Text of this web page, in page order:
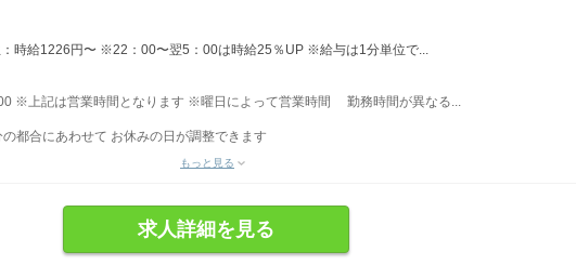
：時給1226円〜 ※22：00〜翌5：00は時給25％UP ※給与は1分単位で...
※上記は営業時間となります ※曜日によって営業時間 勤務時間が異なる...
都合にあわせて お休みの日が調整できます
もっと見る
求人詳細を見る